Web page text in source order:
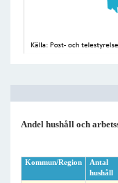
Andel hushåll och
Kommun/Region
Antal
hushåll